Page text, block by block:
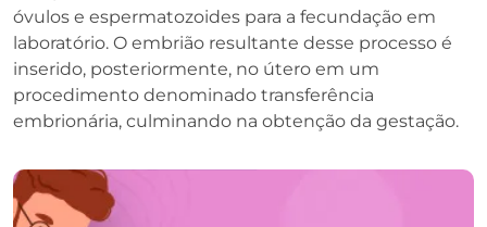
óvulos e espermatozoides para a fecundação em
laboratório. O embrião resultante desse processo é
inserido, posteriormente, no útero em um
procedimento denominado transferência
embrionária, culminando na obtenção da gestação.